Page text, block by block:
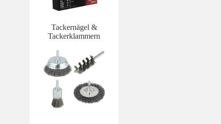
Tackernägel &
Tackerklammern